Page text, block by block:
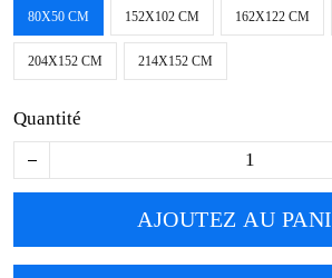
80X50 CM 152X102 CM 162X122 CM
204X152 CM 214X152 CM
Quantité
AJOUTEZ AU